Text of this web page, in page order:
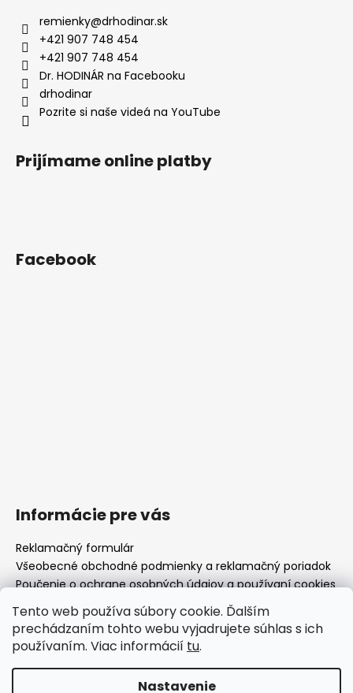
Tento web používa súbory cookie. Ďalším
prechádzaním tohto webu vyjadrujete súhlas s ich
používaním. Viac informácií tu.
Nastavenie
remienky@drhodinar.sk
+421 907 748 454
+421 907 748 454
Dr. HODINÁR na Facebooku
drhodinar
Pozrite si naše videá na YouTube
Prijímame online platby
Facebook
Informácie pre vás
Reklamačný formulár
Všeobecné obchodné podmienky a reklamačný poriadok
Poučenie o ochrane osobných údajov a používaní cookies
www.drhodinar.sk